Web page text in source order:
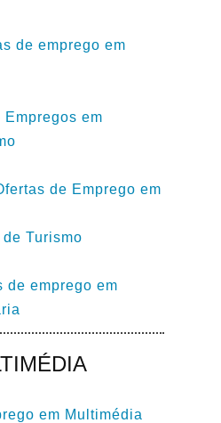
de emprego em
Empregos em
de Emprego em
Turismo
de emprego em
em Multimédia